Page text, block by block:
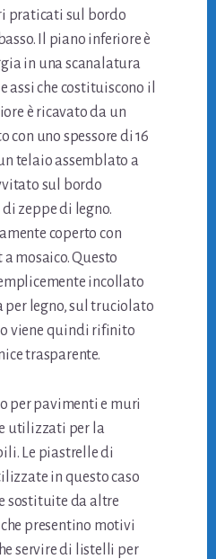
praticati sul bordo
Il piano inferiore è
in una scanalatura
che costituiscono il
è ricavato da un
uno spessore di 16
telaio assemblato a
sul bordo
zeppe di legno.
coperto con
mosaico. Questo
incollato
per legno, sul truciolato
viene quindi rifinito
trasparente.
per pavimenti e muri
utilizzati per la
Le piastrelle di
in questo caso
sostituite da altre
presentino motivi
servire di listelli per